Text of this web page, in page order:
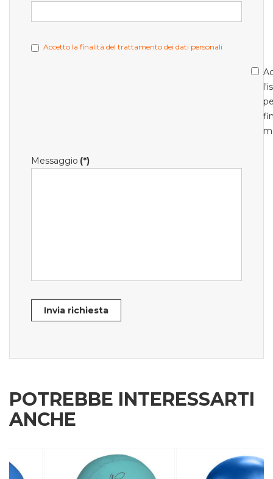
Accetto la finalità del trattamento dei dati personali
Messaggio (*)
Invia richiesta
POTREBBE INTERESSARTI
ANCHE